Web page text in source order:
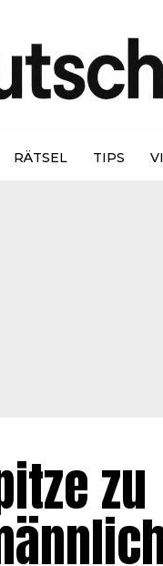
RÄTSEL TIPS
zu